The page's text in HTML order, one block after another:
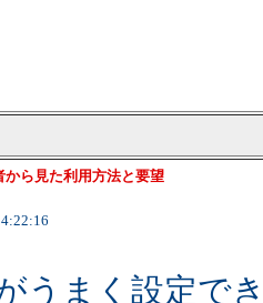
ら見た利用方法と要望
うまく設定で